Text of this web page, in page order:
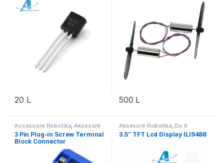
20 L 500 L
Accessore Robotika Aksesorë
Robotika Do It Yourself,
Robotika
3 Pin Plug-in Screw Terminal
Block Connector
Aksesorë Robotika Do It
Yourself,Robotika
3.5″ TFT Lcd Display ILI9488